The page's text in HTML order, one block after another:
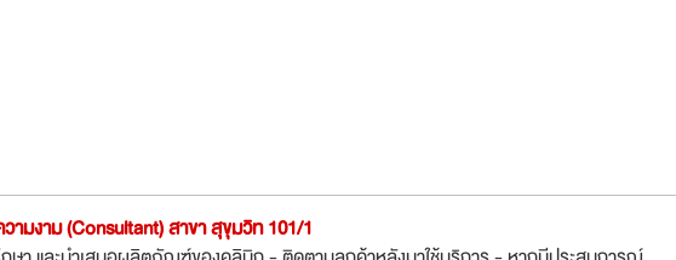
ามงาม (Consultant) สาขา สุขุมวิท 101/1